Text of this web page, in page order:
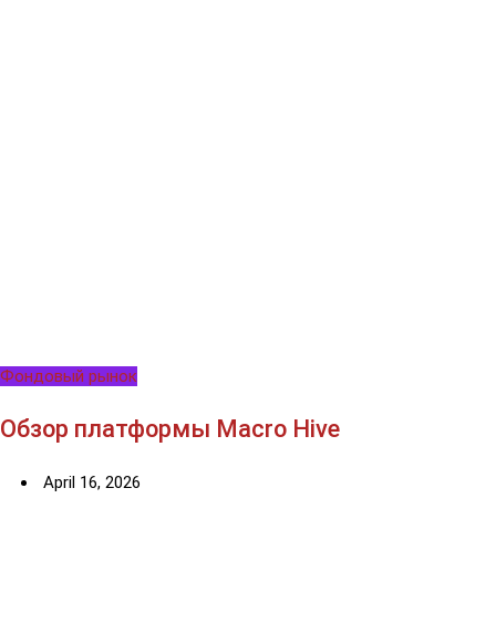
Фондовый рынок
Обзор платформы Macro Hive
April 16, 2026